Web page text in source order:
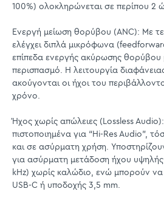
100%) ολοκληρώνεται σε περίπου 2
Ενεργή μείωση θορύβου (ANC): Με
ελέγχει διπλά μικρόφωνα
επίπεδα ενεργής ακύρωσης
περισπασμό. Η λειτουργία
ακούγονται οι ήχοι του
χρόνο.
Ήχος χωρίς απώλειες (Lossless
πιστοποιημένα για “Hi-Res Audio”,
και σε ασύρματη χρήση.
για ασύρματη μετάδοση ήχου
kHz) χωρίς καλώδιο, ενώ μπορούν
USB-C ή υποδοχής 3,5 mm.